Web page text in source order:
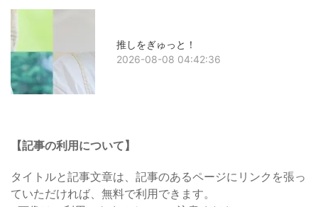
推しをぎゅっと！
2026-08-08 04:42:36
【記事の利用について】
タイトルと記事文章は、記事のあるページにリンクを張っ
ていただければ、無料で利用できます。